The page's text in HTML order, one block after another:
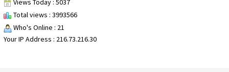
Views Today : 5037
Total views : 3993566
Who's Online : 21
Your IP Address : 216.73.216.30